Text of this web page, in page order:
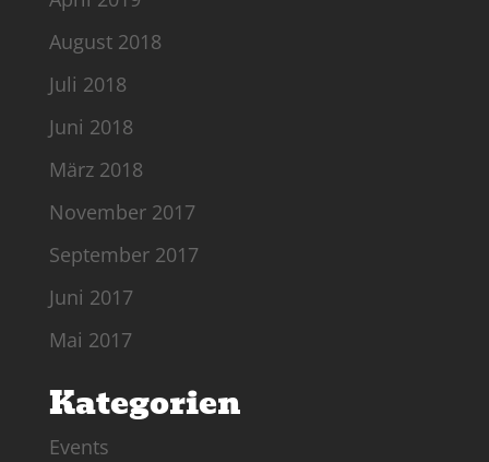
August 2018
Juli 2018
Juni 2018
März 2018
November 2017
September 2017
Juni 2017
Mai 2017
Kategorien
Events